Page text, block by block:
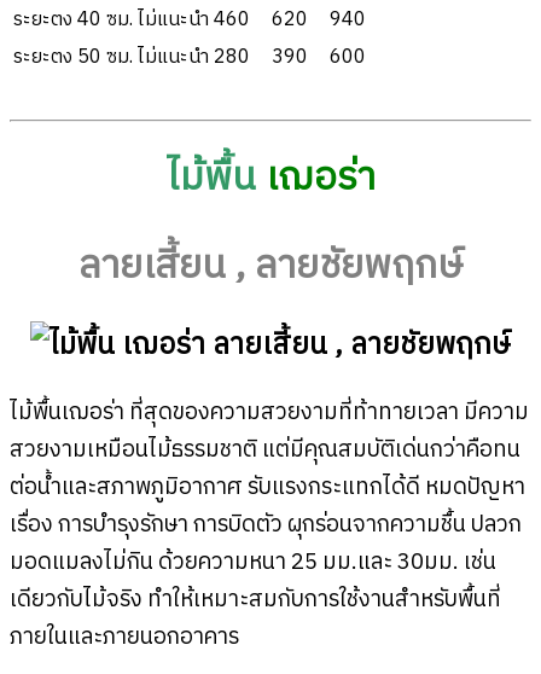
ระยะตง 40 ซม.ไม่แนะนำ460 620
940
ระยะตง 50 ซม.ไม่แนะนำ 280 390 600
ไม้พื้น เฌอร่า
ลายเสี้ยน , ลายชัยพฤกษ์
ไม้พื้นเฌอร่า ที่สุดของความสวยงามที่ท้าทายเวลา มีความ
สวยงามเหมือนไม้ธรรมชาติ แต่มีคุณสมบัติเด่นกว่าคือทน
ต่อน้ำและสภาพภูมิอากาศ รับแรงกระแทกได้ดี หมดปัญหา
เรื่อง การบำรุงรักษา การบิดตัว ผุกร่อนจากความชื้น ปลวก
มอดแมลงไม่กิน ด้วยความหนา 25 มม.และ 30มม. เช่น
เดียวกับไม้จริง ทำให้เหมาะสมกับการใช้งานสำหรับพื้นที่
ภายในและภายนอกอาคาร